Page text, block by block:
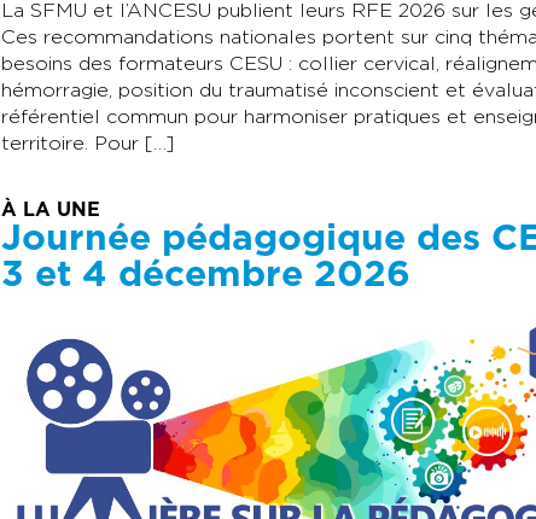
La SFMU et l’ANCESU publient leurs RFE 2026 sur les
Ces recommandations nationales portent sur cinq
besoins des formateurs CESU : collier cervical,
hémorragie, position du traumatisé inconscient et
référentiel commun pour harmoniser pratiques et
territoire. Pour […]
À LA UNE
Journée pédagogique des
3 et 4 décembre 2026